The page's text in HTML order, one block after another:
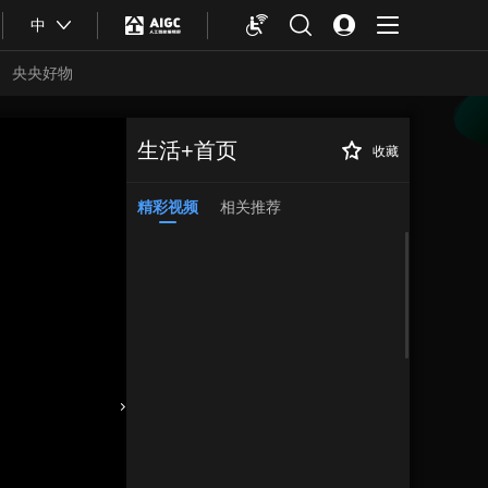
中
央央好物
生活+首页 收藏
精彩视频 相关推荐